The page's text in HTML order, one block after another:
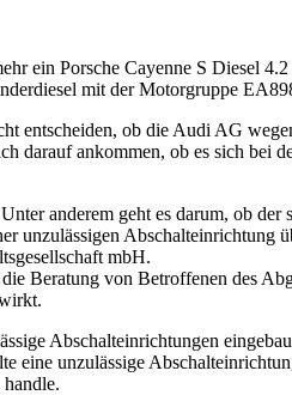
ein Porsche Cayenne S Diesel
mit der Motorgruppe
entscheiden, ob die Audi AG
darauf ankommen, ob es sich bei
anderem geht es darum, ob der
unzulässigen Abschalteinrichtung
mbH.
Beratung von Betroffenen des
Abschalteinrichtungen
unzulässige